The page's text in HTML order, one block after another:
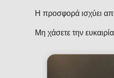
Η προσφορά ισχύει
Μη χάσετε την